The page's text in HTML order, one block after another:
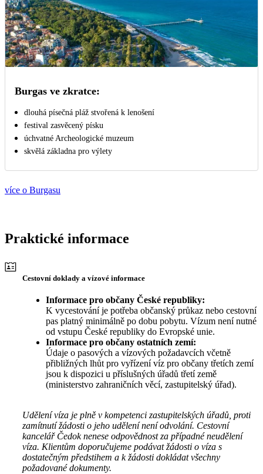
Burgas ve zkratce:
dlouhá písečná pláž stvořená k lenošení
festival zasvěcený písku
úchvatné Archeologické muzeum
skvělá základna pro výlety
více o Burgasu
Praktické informace
Cestovní doklady a vízové informace
Informace pro občany České republiky:
K vycestování je potřeba občanský průkaz nebo cestovní
pas platný minimálně po dobu pobytu. Vízum není nutné
od vstupu České republiky do Evropské unie.
Informace pro občany ostatních zemí:
Údaje o pasových a vízových požadavcích včetně
přibližných lhůt pro vyřízení víz pro občany třetích zemí
jsou k dispozici u příslušných úřadů třetí země
(ministerstvo zahraničních věcí, zastupitelský úřad).
Udělení víza je plně v kompetenci zastupitelských úřadů, proti
zamítnutí žádosti o jeho udělení není odvolání. Cestovní
kancelář Čedok nenese odpovědnost za případné neudělení
víza. Klientům doporučujeme podávat žádosti o víza s
dostatečným předstihem a k žádosti dokládat všechny
požadované dokumenty.